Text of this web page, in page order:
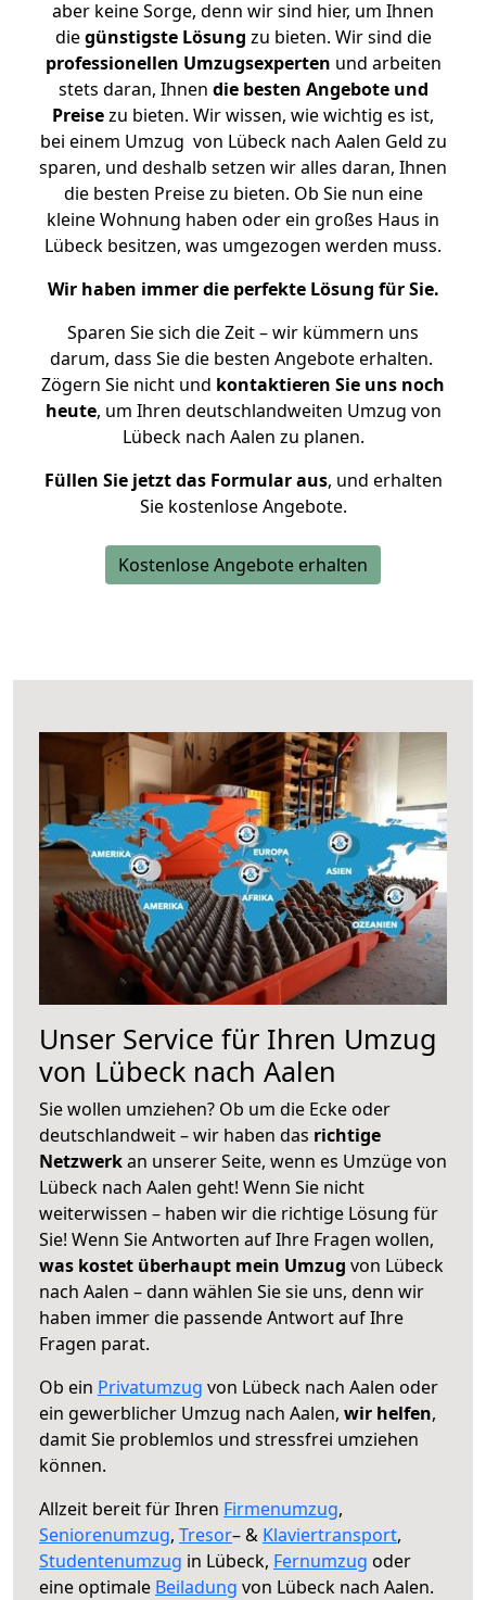
aber keine Sorge, denn wir sind hier, um Ihnen
diegünstigste Lösung zu bieten. Wir sind die
professionellen Umzugsexperten und arbeiten
stets daran, Ihnen die besten Angebote und
Preisezu bieten. Wir wissen, wie wichtig es ist,
bei einem Umzug von Lübeck nach Aalen Geld zu
sparen, und deshalb setzen wir alles daran, Ihnen
die besten Preise zu bieten. Ob Sie nun eine
kleine Wohnung haben oder ein großes Haus in
Lübeck besitzen, was umgezogen werden muss.
Wir haben immer die perfekte Lösung für Sie.
Sparen Sie sich die Zeit – wir kümmern uns
darum, dass Sie die besten Angebote erhalten.
Zögern Sie nicht und kontaktieren Sie uns noch
heute, um Ihren deutschlandweiten Umzug von
Lübeck nach Aalen zu planen.
Füllen Sie jetzt das Formular aus, und erhalten
Sie kostenlose Angebote.
Kostenlose Angebote erhalten
Unser Service für Ihren Umzug
von Lübeck nach Aalen
Sie wollen umziehen? Ob um die Ecke oder
deutschlandweit – wir haben das richtige
Netzwerkan unserer Seite, wenn es Umzüge von
Lübeck nach Aalen geht! Wenn Sie nicht
weiterwissen – haben wir die richtige Lösung für
Sie! Wenn Sie Antworten auf Ihre Fragen wollen,
was kostet überhaupt mein Umzug von Lübeck
nach Aalen – dann wählen Sie sie uns, denn wir
haben immer die passende Antwort auf Ihre
Fragen parat.
Ob ein Privatumzug von Lübeck nach Aalen oder
ein gewerblicher Umzug nach Aalen, wir helfen,
damit Sie problemlos und stressfrei umziehen
können.
Allzeit bereit für Ihren Firmenumzug,
Seniorenumzug, Tresor– & Klaviertransport,
Studentenumzug in Lübeck, Fernumzug oder
eine optimale Beiladung von Lübeck nach Aalen.